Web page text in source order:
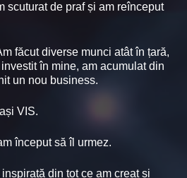
scuturat de praf și am reînceput
făcut diverse munci atât în țară,
în mine, am acumulat din
un nou business.
VIS.
început să îl urmez.
din tot ce am creat și